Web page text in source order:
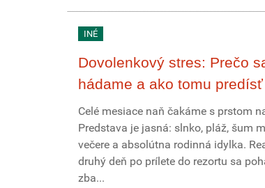
INÉ
Dovolenkový stres: Prečo
hádame a ako tomu predísť
Celé mesiace naň čakáme s prstom
Predstava je jasná: slnko, pláž, šum
večere a absolútna rodinná idylka.
druhý deň po prílete do rezortu sa
zba...